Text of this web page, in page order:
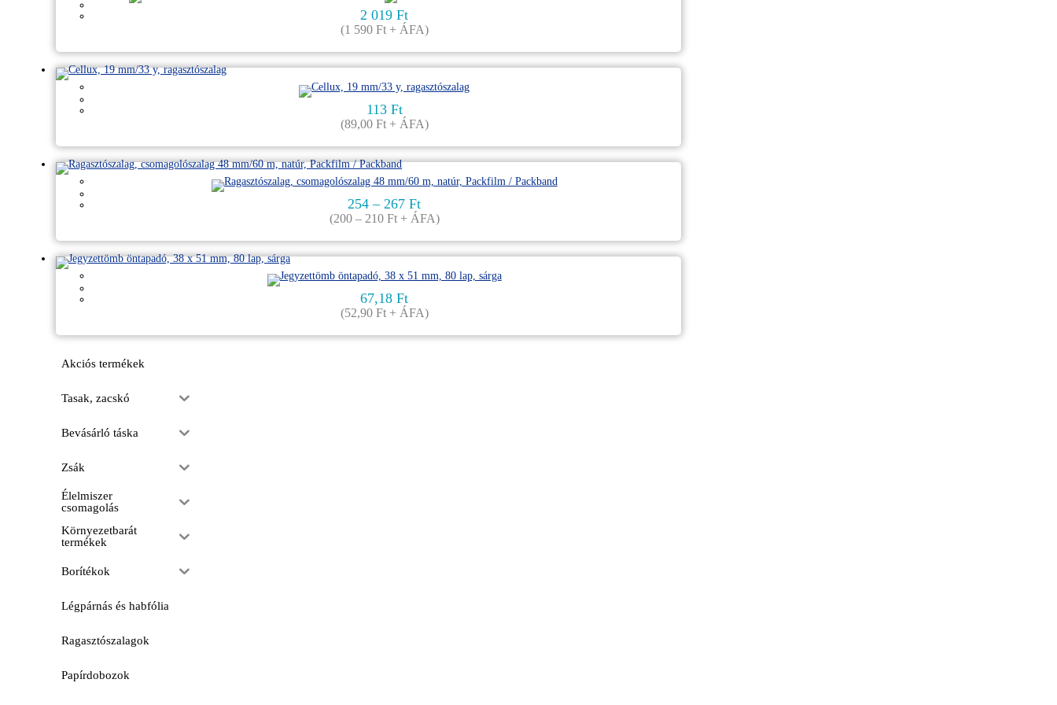
2 019Ft
(1 590 Ft+ ÁFA)
113 Ft
(89,00 Ft+ ÁFA)
254–267Ft
(200 – 210 Ft+ ÁFA)
67,18Ft
(52,90 Ft+ ÁFA)
Akciós termékek
Tasak, zacskó
Bevásárló táska
Zsák
Élelmiszer
csomagolás
Környezetbarát
termékek
Borítékok
Légpárnás és habfólia
Ragasztószalagok
Papírdobozok